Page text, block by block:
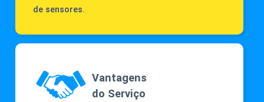
de sensores.
Vantagens
do Serviço